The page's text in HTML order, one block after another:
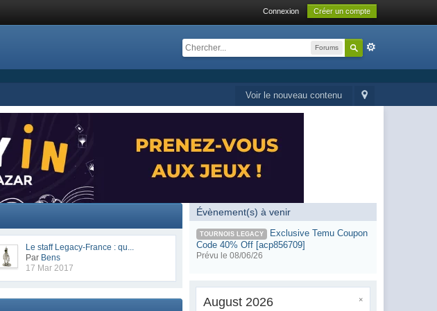
Connexion Créer un compte
Forums
Voir le nouveau contenu
Le staff Legacy-France : qu...
Par Bens
17 Mar 2017
Évènement(s) à venir
TOURNOIS LEGACY
Exclusive Temu Coupon
Code 40% Off [acp856709]
Prévu le 08/06/26
×
August 2026